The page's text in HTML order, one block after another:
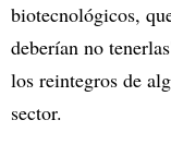
biotecnológicos,
deberían no
los reintegros de
sector.